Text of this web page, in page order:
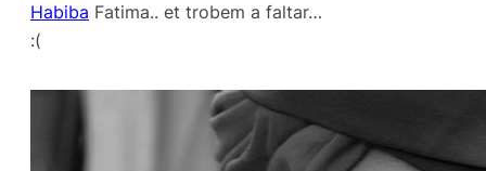
Habiba Fatima.. et trobem a faltar…
:(